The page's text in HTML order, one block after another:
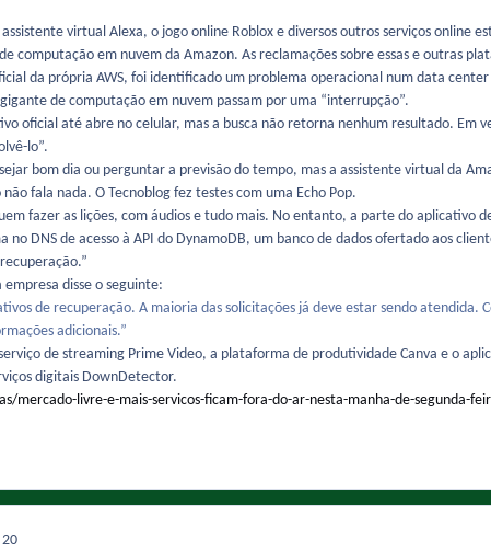
virtual Alexa, o jogo online Roblox e diversos outros serviços online
computação em nuvem da Amazon. As reclamações sobre essas e outras
da própria AWS, foi identificado um problema operacional num data center
de computação em nuvem passam por uma “interrupção”.
oficial até abre no celular, mas a busca não retorna nenhum resultado. Em
lo”.
bom dia ou perguntar a previsão do tempo, mas a assistente virtual da
fala nada. O Tecnoblog fez testes com uma Echo Pop.
fazer as lições, com áudios e tudo mais. No entanto, a parte do aplicativo
DNS de acesso à API do DynamoDB, um banco de dados ofertado aos
disse o seguinte:
de recuperação. A maioria das solicitações já deve estar sendo
adicionais.”
de streaming Prime Video, a plataforma de produtividade Canva e o
digitais DownDetector.
mercado-livre-e-mais-servicos-ficam-fora-do-ar-nesta-manha-de-segunda-